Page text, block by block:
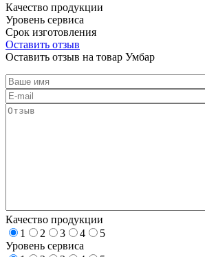
Качество продукции
Уровень сервиса
Срок изготовления
Оставить отзыв
Оставить отзыв на товар Умбар
Качество продукции
1
2 3 4
5
Уровень сервиса